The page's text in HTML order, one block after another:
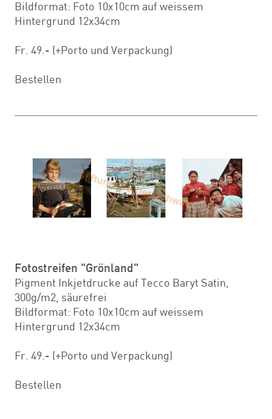
Bildformat: Foto 10x10cm auf weissem
Hintergrund 12x34cm
Fr. 49.- (+Porto und Verpackung)
Bestellen
Fotostreifen "Grönland"
Pigment Inkjetdrucke auf Tecco Baryt Satin,
300g/m2, säurefrei
Bildformat: Foto 10x10cm auf weissem
Hintergrund 12x34cm
Fr. 49.- (+Porto und Verpackung)
Bestellen